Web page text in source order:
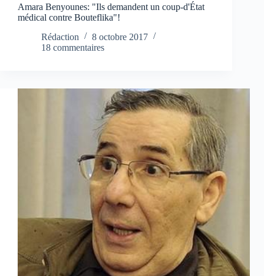
Amara Benyounes: "Ils demandent un coup-d'État
médical contre Bouteflika"!
Rédaction
8 octobre 2017
18 commentaires